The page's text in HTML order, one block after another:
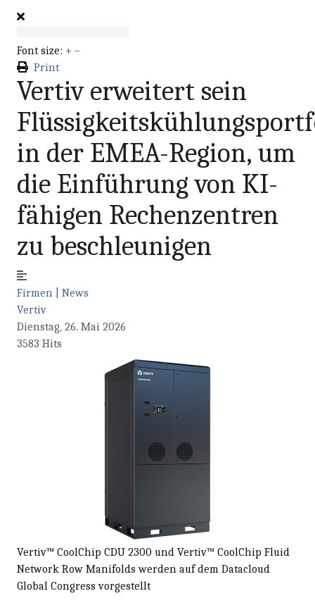
Font size: + –
Print
Vertiv erweitert sein
in der EMEA-Region, um
die Einführung von KI-
fähigen Rechenzentren
zu beschleunigen
Firmen | News
Vertiv
Dienstag, 26. Mai 2026
3583 Hits
Vertiv™ CoolChip CDU 2300 und Vertiv™ CoolChip Fluid
Network Row Manifolds werden auf dem Datacloud
Global Congress vorgestellt